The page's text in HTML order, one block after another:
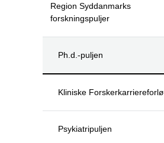
Region Syddanmarks
forskningspuljer
Ph.d.-puljen
Kliniske
Psykiatripuljen